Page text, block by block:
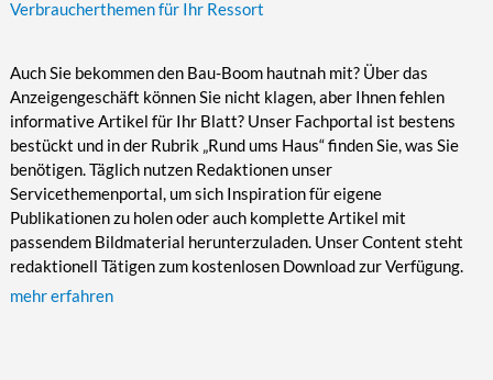
Verbraucherthemen für Ihr Ressort
Auch Sie bekommen den Bau-Boom hautnah mit? Über das
Anzeigengeschäft können Sie nicht klagen, aber Ihnen fehlen
informative Artikel für Ihr Blatt? Unser Fachportal ist bestens
bestückt und in der Rubrik „Rund ums Haus“ finden Sie, was Sie
benötigen. Täglich nutzen Redaktionen unser
Servicethemenportal, um sich Inspiration für eigene
Publikationen zu holen oder auch komplette Artikel mit
passendem Bildmaterial herunterzuladen. Unser Content steht
redaktionell Tätigen zum kostenlosen Download zur Verfügung.
mehr erfahren